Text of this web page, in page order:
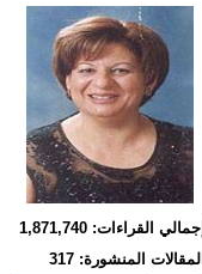
إجمالي القراءات: 1,871,740
المقالات المنشورة: 317